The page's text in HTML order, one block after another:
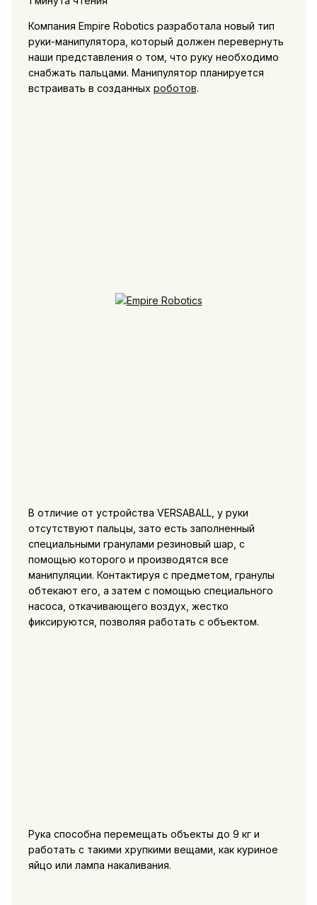
Компания Empire Robotics разработала новый тип
руки-манипулятора, который должен перевернуть
наши представления о том, что руку необходимо
снабжать пальцами. Манипулятор планируется
встраивать в созданных роботов.
В отличие от устройства VERSABALL, у руки
отсутствуют пальцы, зато есть заполненный
специальными гранулами резиновый шар, с
помощью которого и производятся все
манипуляции. Контактируя с предметом, гранулы
обтекают его, а затем с помощью специального
насоса, откачивающего воздух, жестко
фиксируются, позволяя работать с объектом.
Рука способна перемещать объекты до 9 кг и
работать с такими хрупкими вещами, как куриное
яйцо или лампа накаливания.